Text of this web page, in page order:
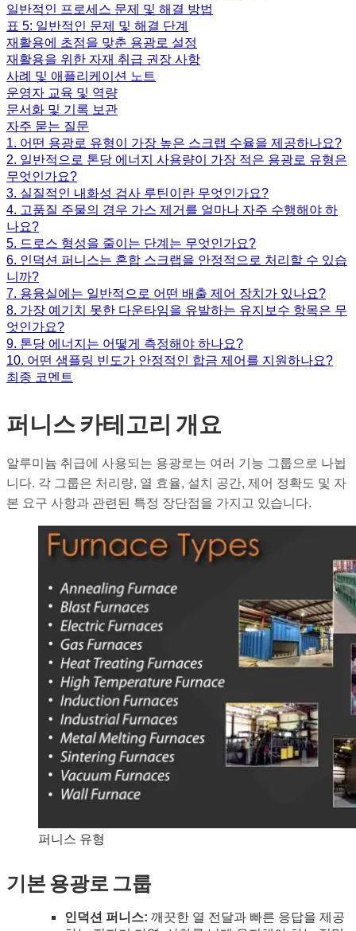
일반적인 프로세스 문제 및 해결 방법
표 5: 일반적인 문제 및 해결 단계
재활용에 초점을 맞춘 용광로 설정
재활용을 위한 자재 취급 권장 사항
사례 및 애플리케이션 노트
운영자 교육 및 역량
문서화 및 기록 보관
자주 묻는 질문
1. 어떤 용광로 유형이 가장 높은 스크랩 수율을 제공하나요?
2. 일반적으로 톤당 에너지 사용량이 가장 적은 용광로 유형은
무엇인가요?
3. 실질적인 내화성 검사 루틴이란 무엇인가요?
4. 고품질 주물의 경우 가스 제거를 얼마나 자주 수행해야 하
나요?
5. 드로스 형성을 줄이는 단계는 무엇인가요?
6. 인덕션 퍼니스는 혼합 스크랩을 안정적으로 처리할 수 있습
니까?
7. 용융실에는 일반적으로 어떤 배출 제어 장치가 있나요?
8. 가장 예기치 못한 다운타임을 유발하는 유지보수 항목은 무
엇인가요?
9. 톤당 에너지는 어떻게 측정해야 하나요?
10. 어떤 샘플링 빈도가 안정적인 합금 제어를 지원하나요?
최종 코멘트
퍼니스 카테고리 개요
알루미늄 취급에 사용되는 용광로는 여러 기능 그룹으로 나뉩
니다. 각 그룹은 처리량, 열 효율, 설치 공간, 제어 정확도 및 자
본 요구 사항과 관련된 특정 장단점을 가지고 있습니다.
퍼니스 유형
기본 용광로 그룹
인덕션 퍼니스: 깨끗한 열 전달과 빠른 응답을 제공